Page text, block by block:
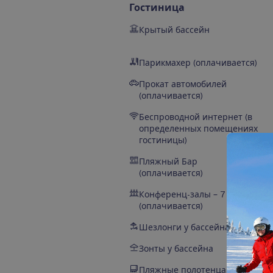
Гостиница
Крытый бассейн
Парикмахер (оплачивается)
Прокат автомобилей
(оплачивается)
Беспроводной интернет (в
определенных помещениях
гостиницы)
Пляжный Бар
(оплачивается)
Конференц-залы – 7
(оплачивается)
Шезлонги у бассейна
Зонты у бассейна
Пляжные полотенца у